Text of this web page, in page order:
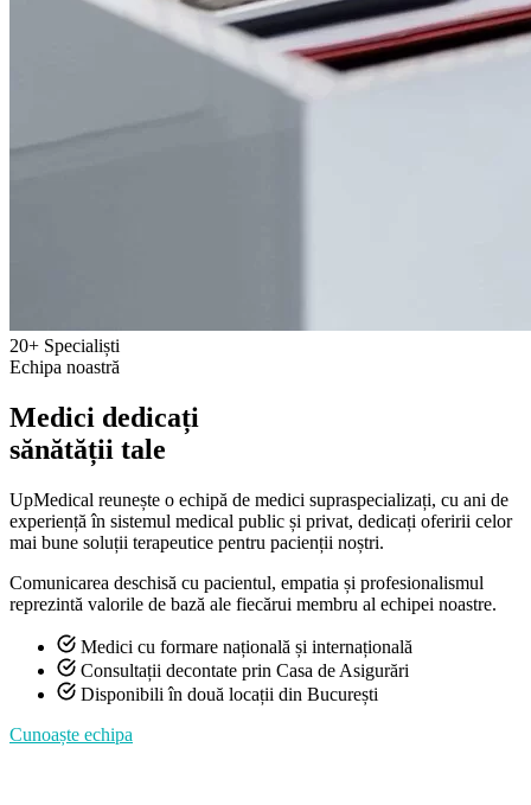
20+ Specialiști
Echipa noastră
Medici dedicați
sănătății tale
UpMedical reunește o echipă de medici supraspecializați, cu ani de
experiență în sistemul medical public și privat, dedicați oferirii celor
mai bune soluții terapeutice pentru pacienții noștri.
Comunicarea deschisă cu pacientul, empatia și profesionalismul
reprezintă valorile de bază ale fiecărui membru al echipei noastre.
Medici cu formare națională și internațională
Consultații decontate prin Casa de Asigurări
Disponibili în două locații din București
Cunoaște echipa